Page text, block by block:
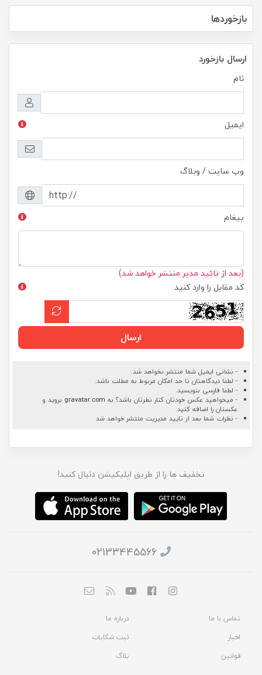
بازخوردها
ارسال بازخورد
نام
ایمیل
وب سایت / وبلاگ
پیغام
(بعد از تائید مدیر منتشر خواهد شد)
کد مقابل را وارد کنید
ارسال
- نشانی ایمیل شما منتشر نخواهد شد.
- لطفا دیدگاهتان تا حد امکان مربوط به مطلب باشد.
- لطفا فارسی بنویسید.
- میخواهید عکس خودتان کنار نظرتان باشد؟ به gravatar.com بروید و
عکستان را اضافه کنید.
- نظرات شما بعد از تایید مدیریت منتشر خواهد شد
تخفیف ها را از طریق اپلیکیشن دنبال کنید!
02133445566
تماس با ما
درباره ما
اخبار
ثبت شکایات
قوانین
بلاگ